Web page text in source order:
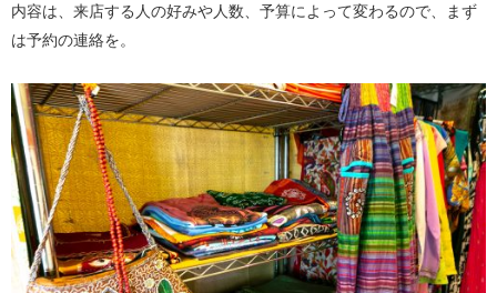
内容は、来店する人の好みや人数、予算によって変わるので、まず
は予約の連絡を。